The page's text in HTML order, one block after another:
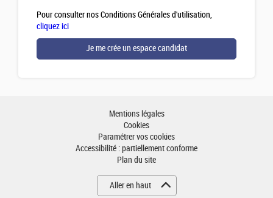
Pour consulter nos Conditions Générales d'utilisation,
cliquez ici
Mentions légales
Cookies
Paramétrer vos cookies
Accessibilité : partiellement conforme
Plan du site
Aller en haut